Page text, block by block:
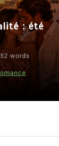
: été
words